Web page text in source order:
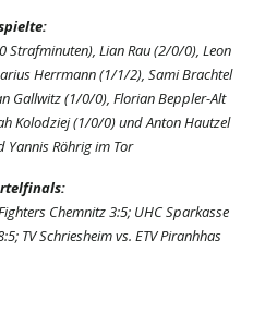
Strafminuten), Lian Rau (2/0/0), Leon
Herrmann (1/1/2), Sami Brachtel
Gallwitz (1/0/0), Florian Beppler-Alt
Kolodziej (1/0/0) und Anton Hautzel
Yannis Röhrig im Tor
Chemnitz 3:5; UHC Sparkasse
TV Schriesheim vs. ETV Piranhhas